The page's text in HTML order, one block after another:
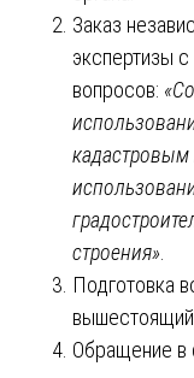
Заказ
экспертизы
вопросов:
строения»
Подготовка
вышестоящий
Обращение в